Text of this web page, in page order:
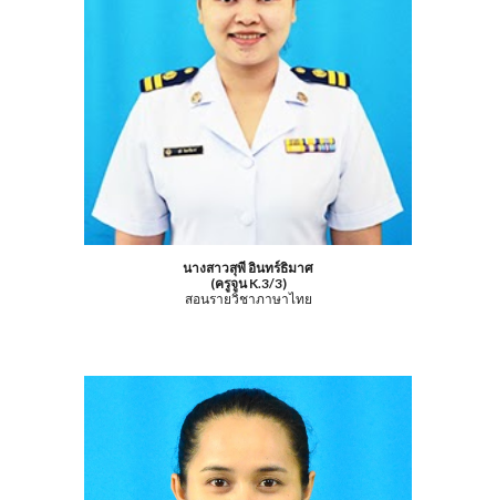
นางสาวสุพี อินทร์ธิมาศ
(ครูจูน K.3/3)
สอนรายวิชาภาษาไทย